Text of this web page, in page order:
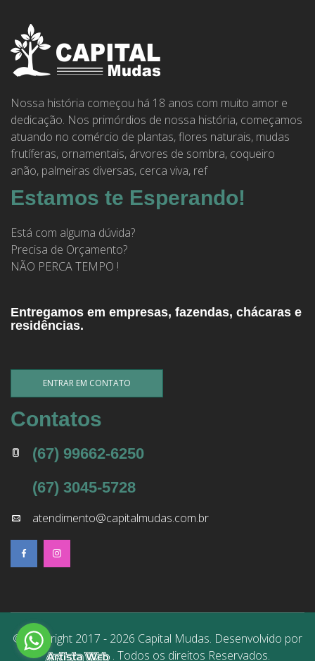
Nossa história começou há 18 anos com muito amor e
dedicação. Nos primórdios de nossa história, começamos
atuando no comércio de plantas, flores naturais, mudas
frutíferas, ornamentais, árvores de sombra, coqueiro
anão, palmeiras diversas, cerca viva, ref
Estamos te Esperando!
Está com alguma dúvida?
Precisa de Orçamento?
NÃO PERCA TEMPO !
Entregamos em empresas, fazendas, chácaras e
residências.
ENTRAR EM CONTATO
Contatos
(67) 99662-6250
(67) 3045-5728
atendimento@capitalmudas.com.br
© Copyright 2017 - 2026 Capital Mudas. Desenvolvido por
. Todos os direitos Reservados.